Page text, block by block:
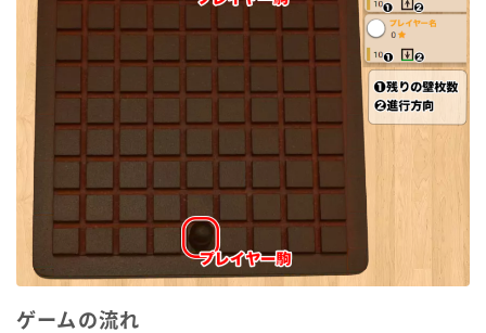
ゲームの流れ